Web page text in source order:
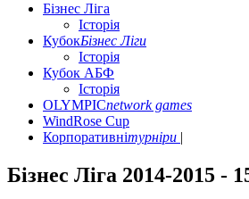
Бізнес Ліга
Історія
КубокБізнес Ліги
Історія
Кубок АБФ
Історія
OLYMPICnetwork games
WindRose Cup
Корпоративнітурніри
Бізнес Ліга 2014-2015 -